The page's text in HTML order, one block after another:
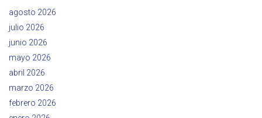
agosto 2026
julio 2026
junio 2026
mayo 2026
abril 2026
marzo 2026
febrero 2026